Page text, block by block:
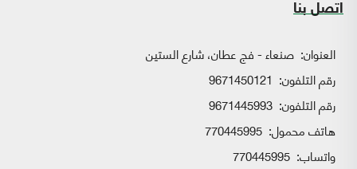
اتصل بنا
العنوان: صنعاء - فج عطان، شارع الستين
رقم التلفون: 9671450121
رقم التلفون: 9671445993
هاتف محمول: 770445995
واتساب: